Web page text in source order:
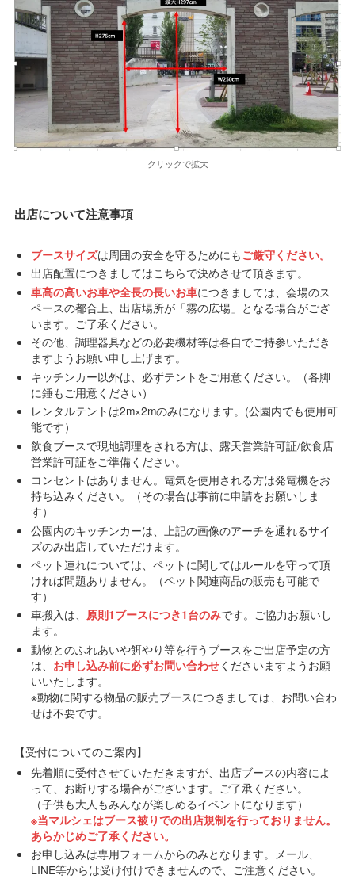
クリックで拡大
出店について注意事項
ブースサイズは周囲の安全を守るためにもご厳守ください。
出店配置につきましてはこちらで決めさせて頂きます。
車高の高いお車や全長の長いお車につきましては、会場のス
ペースの都合上、出店場所が「霧の広場」となる場合がござ
います。ご了承ください。
その他、調理器具などの必要機材等は各自でご持参いただき
ますようお願い申し上げます。
キッチンカー以外は、必ずテントをご用意ください。（各脚
に錘もご用意ください）
レンタルテントは2m×2mのみになります。(公園内でも使用可
能です）
飲食ブースで現地調理をされる方は、露天営業許可証/飲食店
営業許可証をご準備ください。
コンセントはありません。電気を使用される方は発電機をお
持ち込みください。（その場合は事前に申請をお願いしま
す）
公園内のキッチンカーは、上記の画像のアーチを通れるサイ
ズのみ出店していただけます。
ペット連れについては、ペットに関してはルールを守って頂
ければ問題ありません。（ペット関連商品の販売も可能で
す）
車搬入は、 原則1ブースにつき1台のみです。ご協力お願いし
ます。
動物とのふれあいや餌やり等を行うブースをご出店予定の方
は、 お申し込み前に必ずお問い合わせくださいますようお願
いいたします。
※動物に関する物品の販売ブースにつきましては、お問い合わ
せは不要です。
【受付についてのご案内】
先着順に受付させていただきますが、出店ブースの内容によ
って、お断りする場合がございます。ご了承ください。
（子供も大人もみんなが楽しめるイベントになります）
※当マルシェはブース被りでの出店規制を行っておりません。
あらかじめご了承ください。
お申し込みは専用フォームからのみとなります。メール、
LINE等からは受け付けできませんので、ご注意ください。